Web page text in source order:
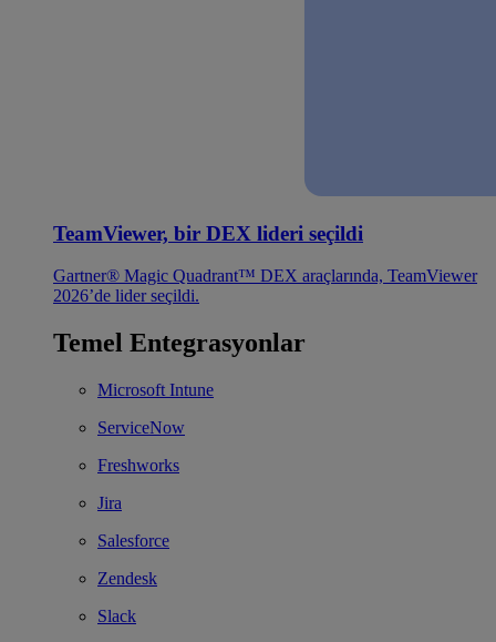
TeamViewer, bir DEX lideri seçildi
Gartner® Magic Quadrant™ DEX araçlarında, TeamViewer
2026’de lider seçildi.
Temel Entegrasyonlar
Microsoft Intune
ServiceNow
Freshworks
Jira
Salesforce
Zendesk
Slack